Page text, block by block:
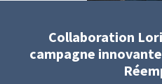
Collaboration
campagne